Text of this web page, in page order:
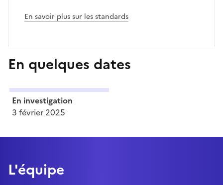
En savoir plus sur les standards
En quelques dates
En investigation
3 février 2025
L'équipe